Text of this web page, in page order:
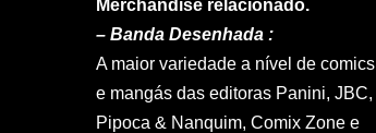
Merchandise relacionado.
– Banda Desenhada :
A maior variedade a nível de comics
e mangás das editoras Panini, JBC,
Pipoca & Nanquim, Comix Zone e